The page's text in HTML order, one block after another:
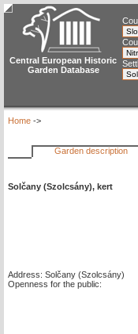
Central European Historic
Garden Database
Home ->
Garden description
Solčany (Szolcsány), kert
Address: Solčany (Szolcsány)
Openness for the public: